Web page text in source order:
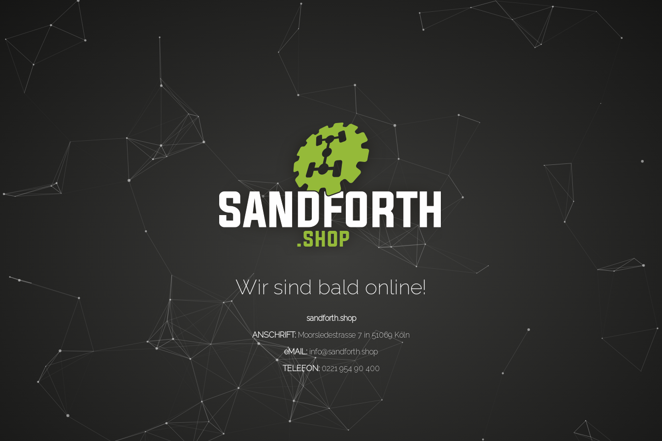
Wir sind bald online!
sandforth.shop
ANSCHRIFT: Moorsledestrasse 7 in 51069 Köln
eMAIL: info@sandforth.shop
TELEFON: 0221 954 90 400